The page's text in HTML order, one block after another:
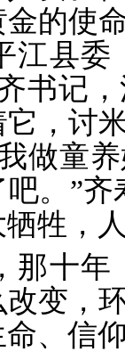
的使
江县
书记
它，讨
做童
。”
牲，
那十
变，
、信